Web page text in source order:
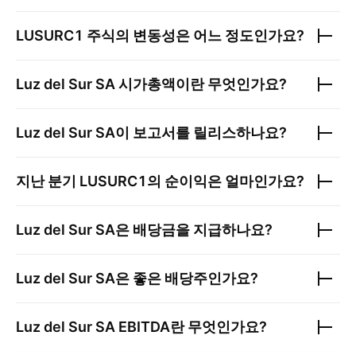
LUSURC1 주식의 변동성은 어느 정도인가요?
Luz del Sur SA 시가총액이란 무엇인가요?
Luz del Sur SA이 보고서를 릴리스하나요?
지난 분기 LUSURC1의 순이익은 얼마인가요?
Luz del Sur SA은 배당금을 지급하나요?
Luz del Sur SA은 좋은 배당주인가요?
Luz del Sur SA EBITDA란 무엇인가요?